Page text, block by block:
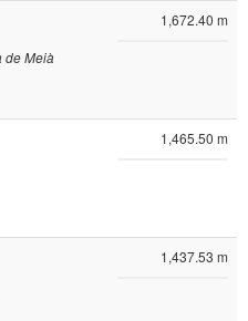
de Meià
1,672.40 m
1,465.50 m
1,437.53 m